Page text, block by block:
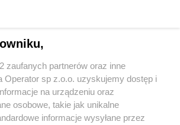
między Będzinem a
lokalnych
zaufanych partnerów oraz inne
Operator sp z.o.o. uzyskujemy dostęp i
na urządzeniu oraz
osobowe, takie jak unikalne
informacje wysyłane przez